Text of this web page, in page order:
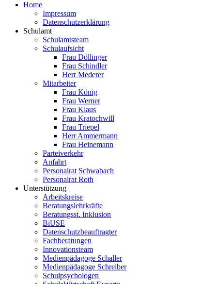
Home
Impressum
Datenschutzerklärung
Schulamt
Schulamtsteam
Schulaufsicht
Frau Döllinger
Frau Schindler
Herr Mederer
Mitarbeiter
Frau König
Frau Werner
Frau Klaus
Frau Kratochwill
Frau Triepel
Herr Ammermann
Frau Heinemann
Parteiverkehr
Anfahrt
Personalrat Schwabach
Personalrat Roth
Unterstützung
Arbeitskreise
Beratungslehrkräfte
Beratungsst. Inklusion
BiUSE
Datenschutzbeauftragter
Fachberatungen
Innovationsteam
Medienpädagoge Schaller
Medienpädagoge Schreiber
Schulpsychologen